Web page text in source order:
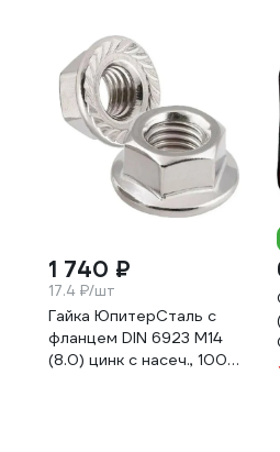
1 740 ₽
17.4 ₽/шт
Гайка ЮпитерСталь с
фланцем DIN 6923 М14
(8.0) цинк с насеч., 100